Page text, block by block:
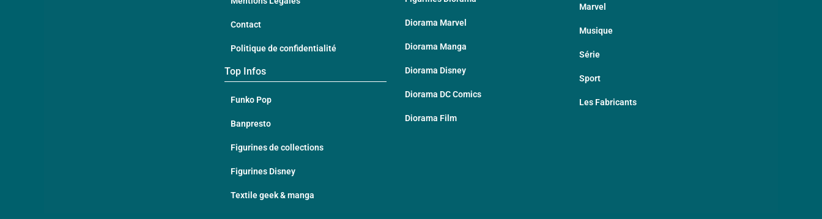
Contact
Politique de confidentialité
Top Infos
Funko Pop
Banpresto
Figurines de collections
Figurines Disney
Textile geek & manga
Diorama Marvel
Diorama Manga
Diorama Disney
Diorama DC Comics
Diorama Film
Marvel
Musique
Série
Sport
Les Fabricants